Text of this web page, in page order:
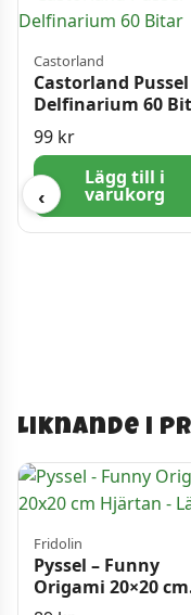
‹
Castorland
Castorland Pussel
Delfinarium 60
99 kr
Lägg till i
varukorg
Liknande i
Fridolin
Pyssel – Funny
Origami 20×20 cm
Hjärtan – Lätt